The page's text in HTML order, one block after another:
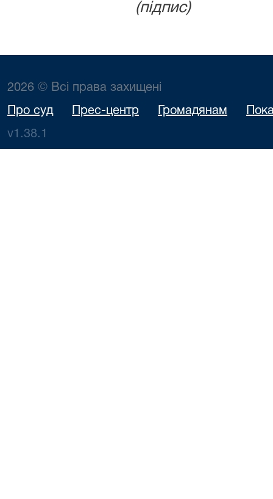
(підпис)
2026 © Всі права захищені
Про суд Прес-центр Громадянам
v1.38.1